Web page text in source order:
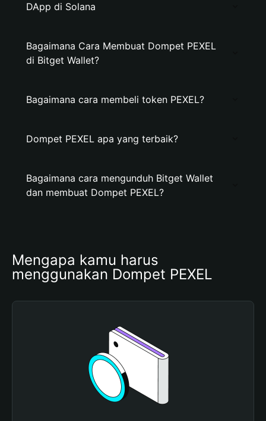
DApp di Solana
Bagaimana Cara Membuat Dompet PEXEL
di Bitget Wallet?
Bagaimana cara membeli token PEXEL?
Dompet PEXEL apa yang terbaik?
Bagaimana cara mengunduh Bitget Wallet
dan membuat Dompet PEXEL?
Mengapa kamu harus
menggunakan Dompet PEXEL